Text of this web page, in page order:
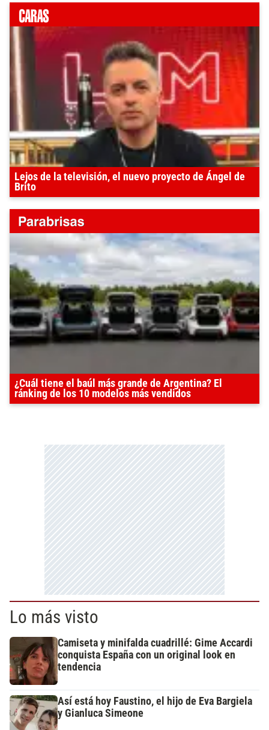
Lejos de la televisión, el nuevo proyecto de Ángel de
Brito
¿Cuál tiene el baúl más grande de Argentina? El
ránking de los 10 modelos más vendidos
Lo más visto
Camiseta y minifalda cuadrillé: Gime Accardi
conquista España con un original look en
tendencia
Así está hoy Faustino, el hijo de Eva Bargiela
y Gianluca Simeone